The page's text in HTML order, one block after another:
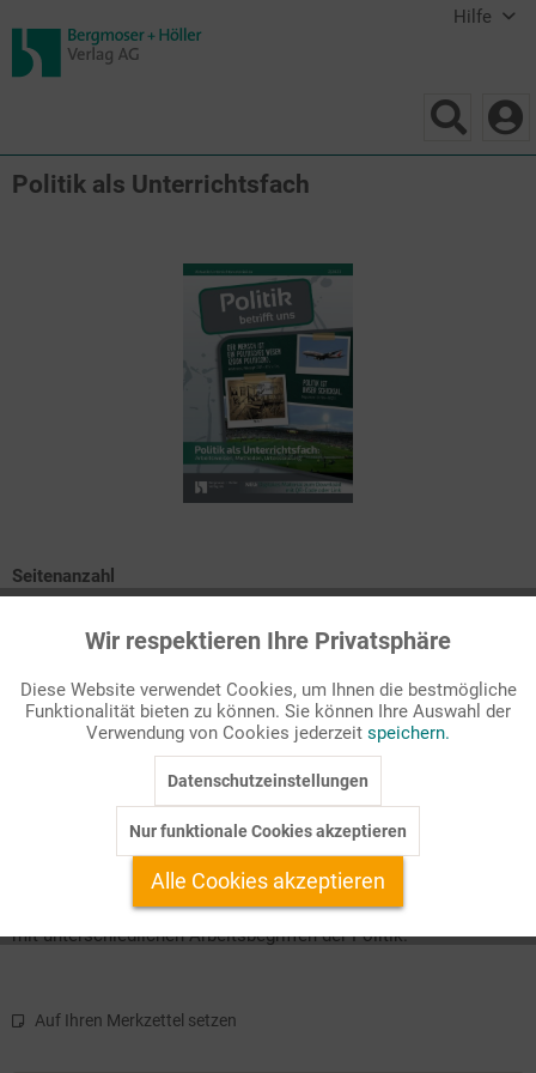
Hilfe
Politik als Unterrichtsfach
Seitenanzahl
Passende Stichworte
Sachthemen
1. Teil: Was ist Politik?
2. Teil: Arbeitsweisen und Methoden in der politischen
4. Teil: Klausurvorschlag + Erwartungshorizont
Die Online-Ausgabe "Politik als Unterrichtsfach" beschäftigt sich
mit unterschiedlichen Arbeitsbegriffen der Politik.
Auf Ihren Merkzettel setzen
Funktionale Aktiv
Marketing Inaktiv
Inaktiv
Wir respektieren Ihre Privatsphäre
Diese Website verwendet Cookies, um Ihnen die bestmögliche
Funktionalität bieten zu können. Sie können Ihre Auswahl der
Verwendung von Cookies jederzeit speichern.
Datenschutzeinstellungen
Nur funktionale Cookies akzeptieren
Alle Cookies akzeptieren